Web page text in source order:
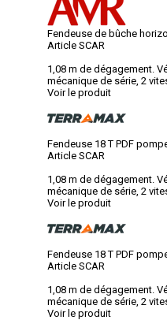
Fendeuse de bûche
Article SCAR
1,08 m de dégagement.
mécanique de série, 2
Voir le produit
Fendeuse 18 T PDF
Article SCAR
1,08 m de dégagement.
mécanique de série, 2
Voir le produit
Fendeuse 18 T PDF
Article SCAR
1,08 m de dégagement.
mécanique de série, 2
Voir le produit